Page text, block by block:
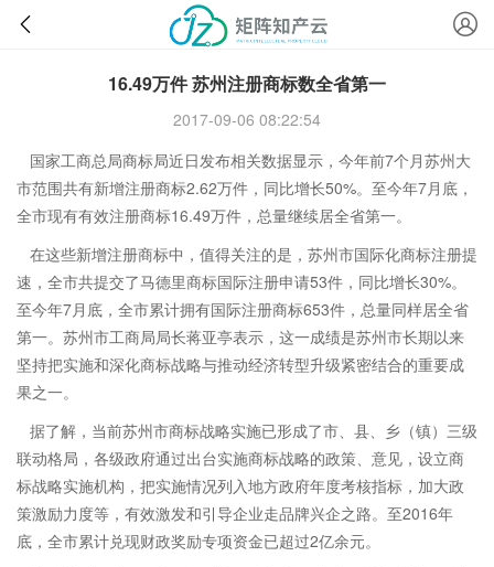
16.49万件 苏州注册商标数全省第一
2017-09-06 08:22:54
国家工商总局商标局近日发布相关数据显示，今年前7个月苏州大
市范围共有新增注册商标2.62万件，同比增长50%。至今年7月底，
全市现有有效注册商标16.49万件，总量继续居全省第一。
在这些新增注册商标中，值得关注的是，苏州市国际化商标注册提
速，全市共提交了马德里商标国际注册申请53件，同比增长30%。
至今年7月底，全市累计拥有国际注册商标653件，总量同样居全省
第一。苏州市工商局局长蒋亚亭表示，这一成绩是苏州市长期以来
坚持把实施和深化商标战略与推动经济转型升级紧密结合的重要成
果之一。
据了解，当前苏州市商标战略实施已形成了市、县、乡（镇）三级
联动格局，各级政府通过出台实施商标战略的政策、意见，设立商
标战略实施机构，把实施情况列入地方政府年度考核指标，加大政
策激励力度等，有效激发和引导企业走品牌兴企之路。至2016年
底，全市累计兑现财政奖励专项资金已超过2亿余元。